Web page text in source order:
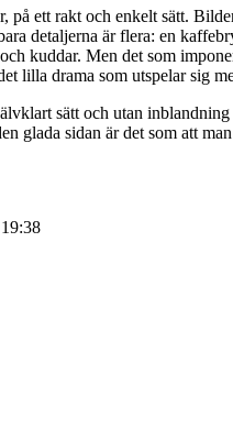
på ett rakt och enkelt sätt.
detaljerna är flera: en
kuddar. Men det som
lilla drama som utspelar sig
sätt och utan
glada sidan är det som att